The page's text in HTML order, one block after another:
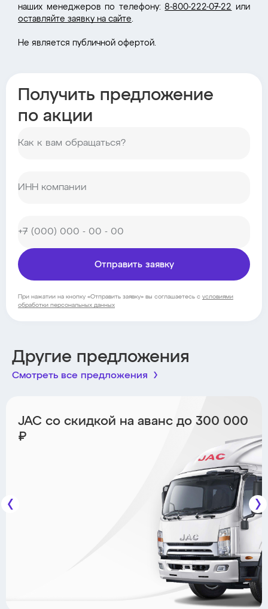
наших менеджеров по телефону:8-800-222-07-22 или
оставляйте заявку на сайте.
Не является публичной офертой.
Получить предложение
по акции
Отправить заявку
При нажатии на кнопку «Отправить заявку» вы соглашаетесь с условиями
обработки персональных данных
Другие предложения
Смотреть все предложения
JAC со скидкой на аванс до 300 000
₽